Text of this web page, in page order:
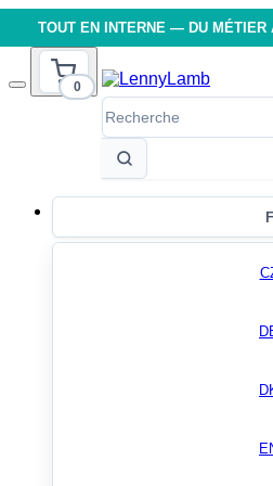
TOUT EN INTERNE — DU
0